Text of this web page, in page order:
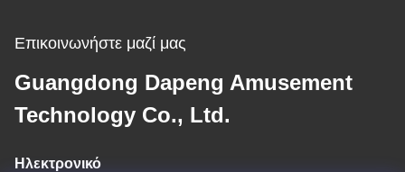
Επικοινωνήστε μαζί μας
Guangdong Dapeng Amusement
Technology Co., Ltd.
Ηλεκτρονικό